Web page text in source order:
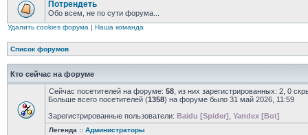
Потрендеть
Обо всем, не по сути форума...
Удалить cookies форума | Наша команда
Список форумов
Кто сейчас на форуме
Сейчас посетителей на форуме: 58 , из них зарегистрированных: 2, 0
Больше всего посетителей (1358) на форуме было 31 май 2026, 11:59
Зарегистрированные пользователи: Baidu [Spider] Yandex [Bot]
Легенда :: Администраторы